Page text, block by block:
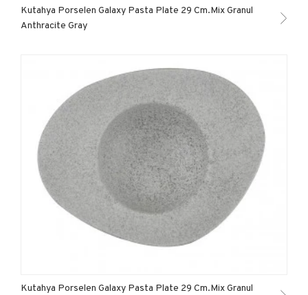
Kutahya Porselen Galaxy Pasta Plate 29 Cm.Mix Granul
Anthracite Gray
Kutahya Porselen Galaxy Pasta Plate 29 Cm.Mix Granul